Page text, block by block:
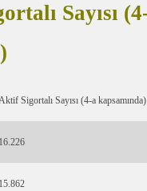
Sayısı
Sigortalı Sayısı (4-a kapsamında)
16.226
15.862